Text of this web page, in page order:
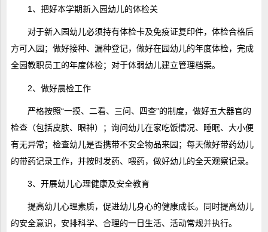
1、把好本学期新入园幼儿的体检关
对于新入园幼儿必须持有体检卡及免疫证复印件，体检合格后
方可入园；做好接种、漏种登记，做好在园幼儿的年度体检，完成
全园教职员工的年度体检；对于体弱幼儿建立管理档案。
2、做好晨检工作
严格按照“一摸、二看、三问、四查”的制度，做好五大器官的
检查（包括皮肤、眼神）；询问幼儿在家吃饭情况、睡眠、大小便
有无异常；检查幼儿是否携带不安全物品来园；每天做好带药幼儿
的带药记录工作，并按时发药、喂药，做好幼儿的全天观察记录。
3、开展幼儿心理健康及安全教育
提高幼儿心理素质，促进幼儿身心的健康成长。同时提高幼儿
的安全意识，安排科学、合理的一日生活、活动常规并执行。